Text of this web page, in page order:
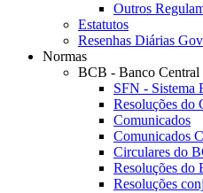
Outros
Estatutos
Resenhas Diárias
Normas
BCB - Banco Central
SFN - Sistema
Resoluções do
Comunicados
Comunicados
Circulares do
Resoluções do
Resoluções